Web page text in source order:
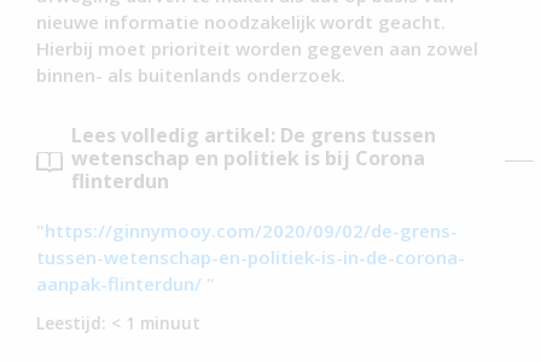
nieuwe informatie noodzakelijk wordt geacht.
Hierbij moet prioriteit worden gegeven aan zowel
binnen- als buitenlands onderzoek.
Lees volledig artikel: De grens tussen
wetenschap en politiek is bij Corona
flinterdun
"https://ginnymooy.com/2020/09/02/de-grens-
tussen-wetenschap-en-politiek-is-in-de-corona-
aanpak-flinterdun/ "
Leestijd: < 1 minuut